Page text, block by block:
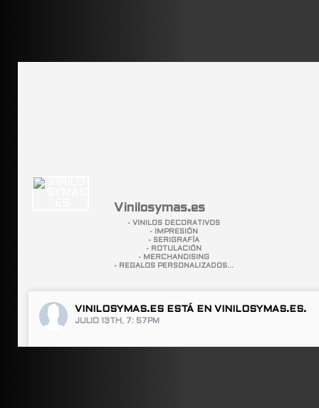
Vinilosymas.es
- VINILOS DECORATIVOS
- IMPRESIÓN
- SERIGRAFÍA
- ROTULACIÓN
- MERCHANDISING
- REGALOS PERSONALIZADOS...
VINILOSYMAS.ES ESTÁ EN VINILOSYMAS.ES.
JULIO 13TH, 7: 57PM